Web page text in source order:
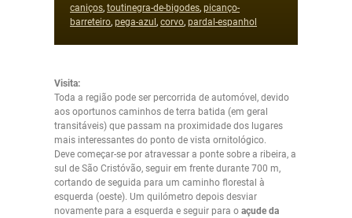
caniços, toutinegra-de-bigodes, picanço-
barreteiro, pega-azul , corvo, pardal-espanhol
Visita:
Toda a região pode ser percorrida de automóvel, devido
aos oportunos caminhos de terra batida (em geral
transitáveis) que passam na proximidade dos lugares
mais interessantes do ponto de vista ornitológico.
Deve começar-se por atravessar a ponte sobre a ribeira, a
sul de São Cristóvão, seguir em frente durante 700 m,
cortando de seguida para um caminho florestal à
esquerda (oeste). Um quilómetro depois desviar
novamente para a esquerda e seguir para o açude da